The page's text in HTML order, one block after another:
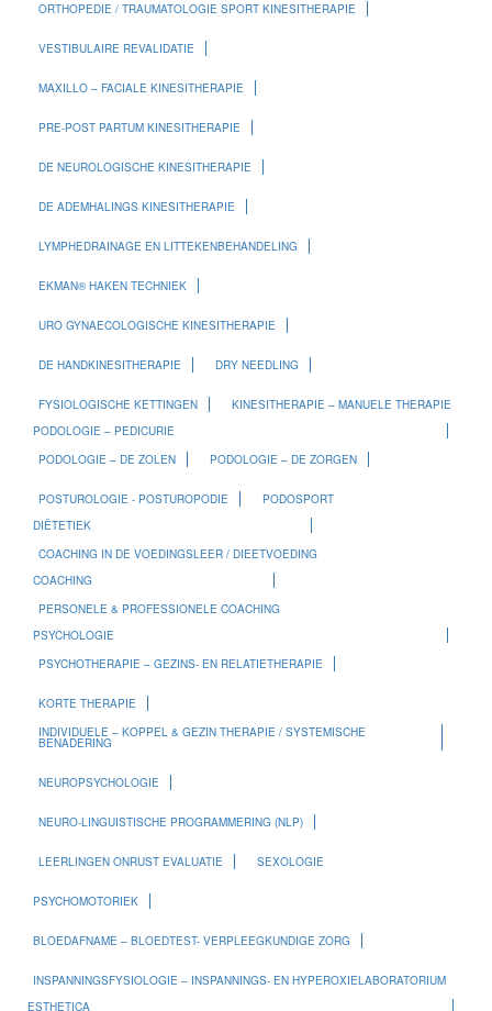
ORTHOPEDIE / TRAUMATOLOGIE SPORT KINESITHERAPIE
VESTIBULAIRE REVALIDATIE
MAXILLO – FACIALE KINESITHERAPIE
PRE-POST PARTUM KINESITHERAPIE
DE NEUROLOGISCHE KINESITHERAPIE
DE ADEMHALINGS KINESITHERAPIE
LYMPHEDRAINAGE EN LITTEKENBEHANDELING
EKMAN® HAKEN TECHNIEK
URO GYNAECOLOGISCHE KINESITHERAPIE
DE HANDKINESITHERAPIE DRY NEEDLING
FYSIOLOGISCHE KETTINGEN
KINESITHERAPIE – MANUELE THERAPIE
PODOLOGIE – PEDICURIE
PODOLOGIE – DE ZOLEN
PODOLOGIE – DE ZORGEN
POSTUROLOGIE - POSTUROPODIE
PODOSPORT
DIËTETIEK
COACHING IN DE VOEDINGSLEER / DIEETVOEDING
COACHING
PERSONELE & PROFESSIONELE COACHING
PSYCHOLOGIE
PSYCHOTHERAPIE – GEZINS- EN RELATIETHERAPIE
KORTE THERAPIE
INDIVIDUELE – KOPPEL & GEZIN THERAPIE / SYSTEMISCHE
BENADERING
NEUROPSYCHOLOGIE
NEURO-LINGUISTISCHE PROGRAMMERING (NLP)
LEERLINGEN ONRUST EVALUATIE SEXOLOGIE
PSYCHOMOTORIEK
BLOEDAFNAME – BLOEDTEST- VERPLEEGKUNDIGE ZORG
INSPANNINGSFYSIOLOGIE – INSPANNINGS- EN HYPEROXIELABORATORIUM
ESTHETICA